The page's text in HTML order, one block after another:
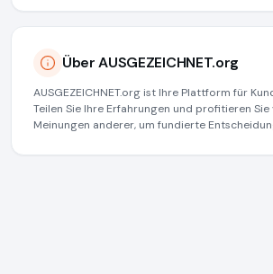
Über AUSGEZEICHNET.org
AUSGEZEICHNET.org ist Ihre Plattform für
Teilen Sie Ihre Erfahrungen und profitieren Sie
Meinungen anderer, um fundierte